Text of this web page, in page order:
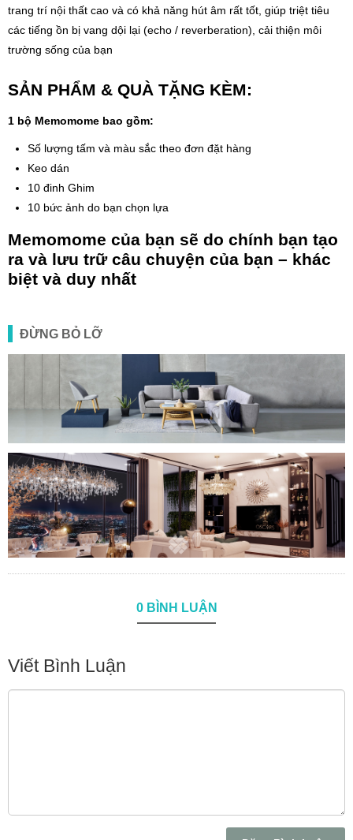
trang trí nội thất cao và có khả năng hút âm rất tốt, giúp triệt tiêu
các tiếng ồn bị vang dội lại (echo / reverberation), cải thiện môi
trường sống của bạn
SẢN PHẨM & QUÀ TẶNG KÈM:
1 bộ Memomome bao gồm:
Số lượng tấm và màu sắc theo đơn đặt hàng
Keo dán
10 đinh Ghim
10 bức ảnh do bạn chọn lựa
Memomome của bạn sẽ do chính bạn tạo
ra và lưu trữ câu chuyện của bạn – khác
biệt và duy nhất
ĐỪNG BỎ LỠ
0 BÌNH LUẬN
Viết Bình Luận